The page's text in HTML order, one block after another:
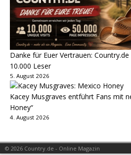
Danke für Euer Vertrauen:
10.000 Leser
5. August 2026
Kacey Musgraves entführt Fans mit
Honey“
4. August 2026
© 2026 Country.de - Online Magazin